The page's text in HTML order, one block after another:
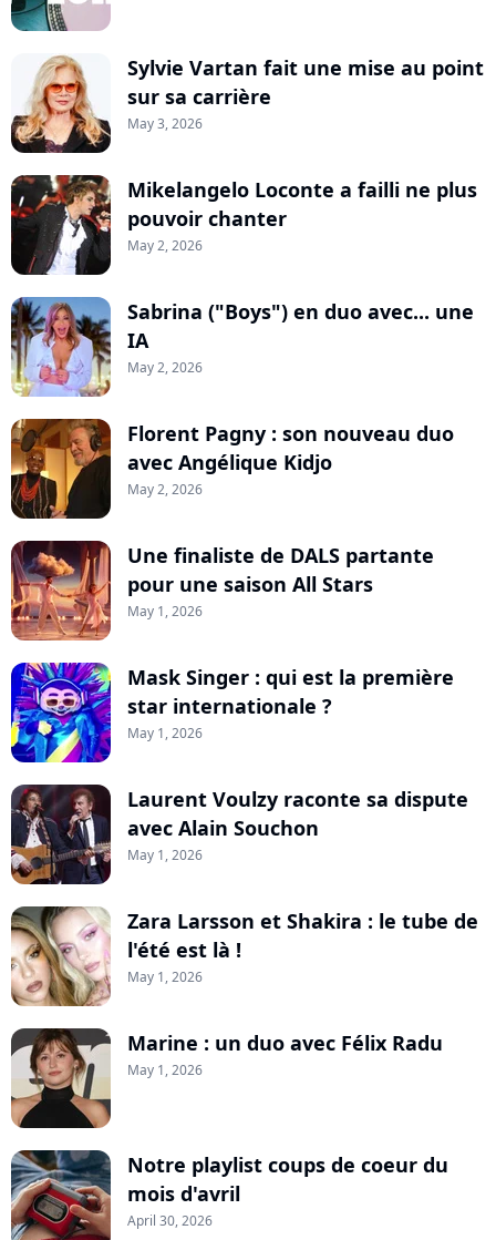
Sylvie Vartan fait une mise au point
sur sa carrière
May 3, 2026
Mikelangelo Loconte a failli ne plus
pouvoir chanter
May 2, 2026
Sabrina ("Boys") en duo avec... une
IA
May 2, 2026
Florent Pagny : son nouveau duo
avec Angélique Kidjo
May 2, 2026
Une finaliste de DALS partante
pour une saison All Stars
May 1, 2026
Mask Singer : qui est la première
star internationale ?
May 1, 2026
Laurent Voulzy raconte sa dispute
avec Alain Souchon
May 1, 2026
Zara Larsson et Shakira : le tube de
l'été est là !
May 1, 2026
Marine : un duo avec Félix Radu
May 1, 2026
Notre playlist coups de coeur du
mois d'avril
April 30, 2026